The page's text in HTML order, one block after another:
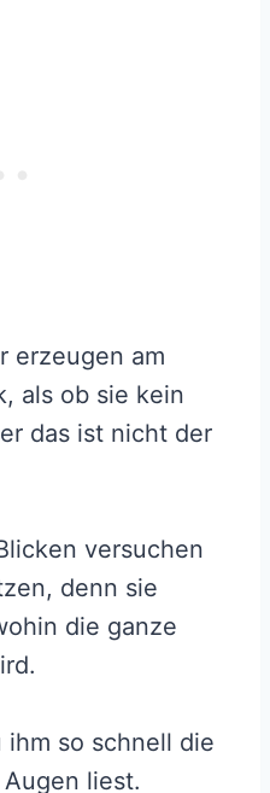
erzeugen am
als ob sie kein
das ist nicht der
versuchen
denn sie
die ganze
ihm so schnell die
liest.